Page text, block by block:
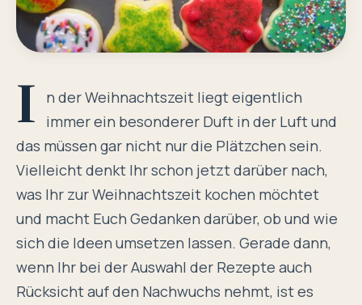
I
n der Weihnachtszeit liegt eigentlich
immer ein besonderer Duft in der Luft und
das müssen gar nicht nur die Plätzchen sein.
Vielleicht denkt Ihr schon jetzt darüber nach,
was Ihr zur Weihnachtszeit kochen möchtet
und macht Euch Gedanken darüber, ob und wie
sich die Ideen umsetzen lassen. Gerade dann,
wenn Ihr bei der Auswahl der Rezepte auch
Rücksicht auf den Nachwuchs nehmt, ist es